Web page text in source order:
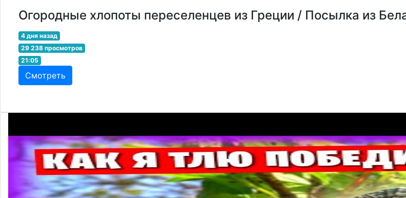
Огородные хлопоты переселенцев из Греции / Посылка из
4 дня назад
29 238 просмотров
21:05
Смотреть